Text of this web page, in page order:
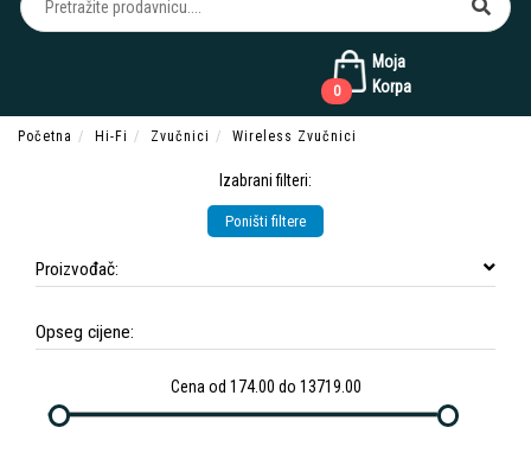
Moja
Korpa
0
Početna Hi-Fi Zvučnici Wireless Zvučnici
Izabrani filteri:
Poništi filtere
Proizvođač:
Opseg cijene:
Cena od 174.00 do 13719.00